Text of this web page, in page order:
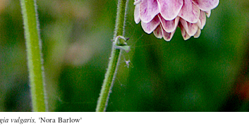
vulgaris, 'Nora Barlow'